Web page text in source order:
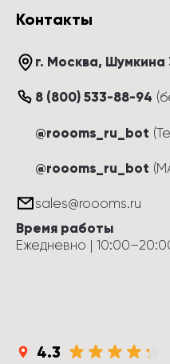
Контакты
г. Москва, Шумкина
8 (800) 533-88-94 (
@roooms_ru_bot
@roooms_ru_bot
sales@roooms.ru
Время работы
Ежедневно | 10:00–
4.3